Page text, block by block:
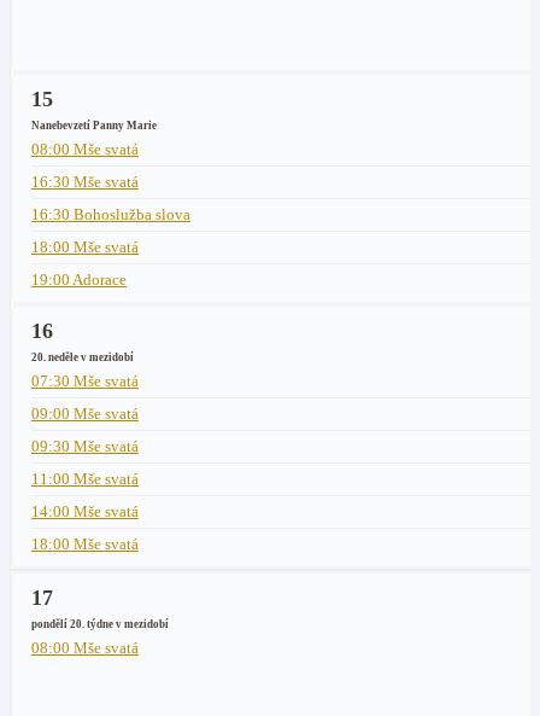
15
Nanebevzetí Panny Marie
08:00 Mše svatá
16:30 Mše svatá
16:30 Bohoslužba slova
18:00 Mše svatá
19:00 Adorace
16
20. neděle v mezidobí
07:30 Mše svatá
09:00 Mše svatá
09:30 Mše svatá
11:00 Mše svatá
14:00 Mše svatá
18:00 Mše svatá
17
pondělí 20. týdne v mezidobí
08:00 Mše svatá